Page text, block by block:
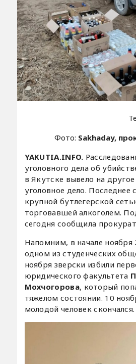
Фото: Sakhaday,
YAKUTIA.INFO.
уголовного дела об
в Якутске вывело на
уголовное дело. Последнее
крупной бутлегерской
торговавшей алкоголем.
сегодня сообщила
Напомним, в начале ноября
одном из студенческих
ноября зверски избили
юридического факультета
Мохчогорова, который
тяжелом состоянии. 10
молодой человек скончался.